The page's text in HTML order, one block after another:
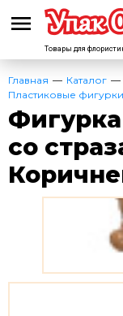
Товары для
Главная Каталог
Пластиковые фигурки
со